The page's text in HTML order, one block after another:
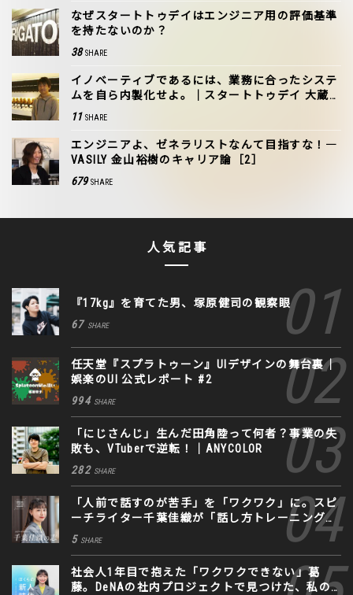
なぜスタートトゥデイはエンジニア用の評価基準
を持たないのか？
38 SHARE
イノベーティブであるには、業務に合ったシステ
ムを自ら内製化せよ。｜スタートトゥデイ 大蔵
峰樹に訊く！
11 SHARE
エンジニアよ、ゼネラリストなんて目指すな！―
VASILY 金山裕樹のキャリア論［2］
679 SHARE
人気記事
『17kg』を育てた男、塚原健司の観察眼
67 SHARE
任天堂『スプラトゥーン』UIデザインの舞台裏｜
娯楽のUI 公式レポート #2
994 SHARE
「にじさんじ」生んだ田角陸って何者？事業の失
敗も、VTuberで逆転！｜ANYCOLOR
282 SHARE
「人前で話すのが苦手」を「ワクワク」に。スピ
ーチライター千葉佳織が「話し方トレーニング」
に込めた思い
5 SHARE
社会人1年目で抱えた「ワクワクできない」葛
藤。DeNAの社内プロジェクトで見つけた、私の